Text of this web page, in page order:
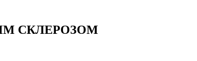
СКЛЕРОЗОМ